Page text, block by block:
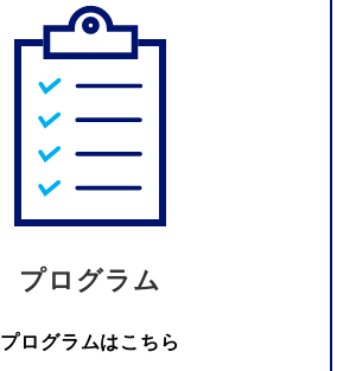
プログラム
プログラムはこちら